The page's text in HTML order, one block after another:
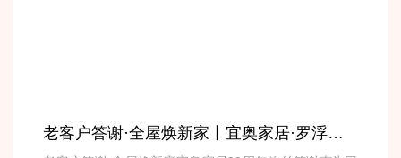
老客户答谢·全屋焕新家丨宜奥家居·罗浮宫直营店39周年粉丝答谢惠盛大开启~